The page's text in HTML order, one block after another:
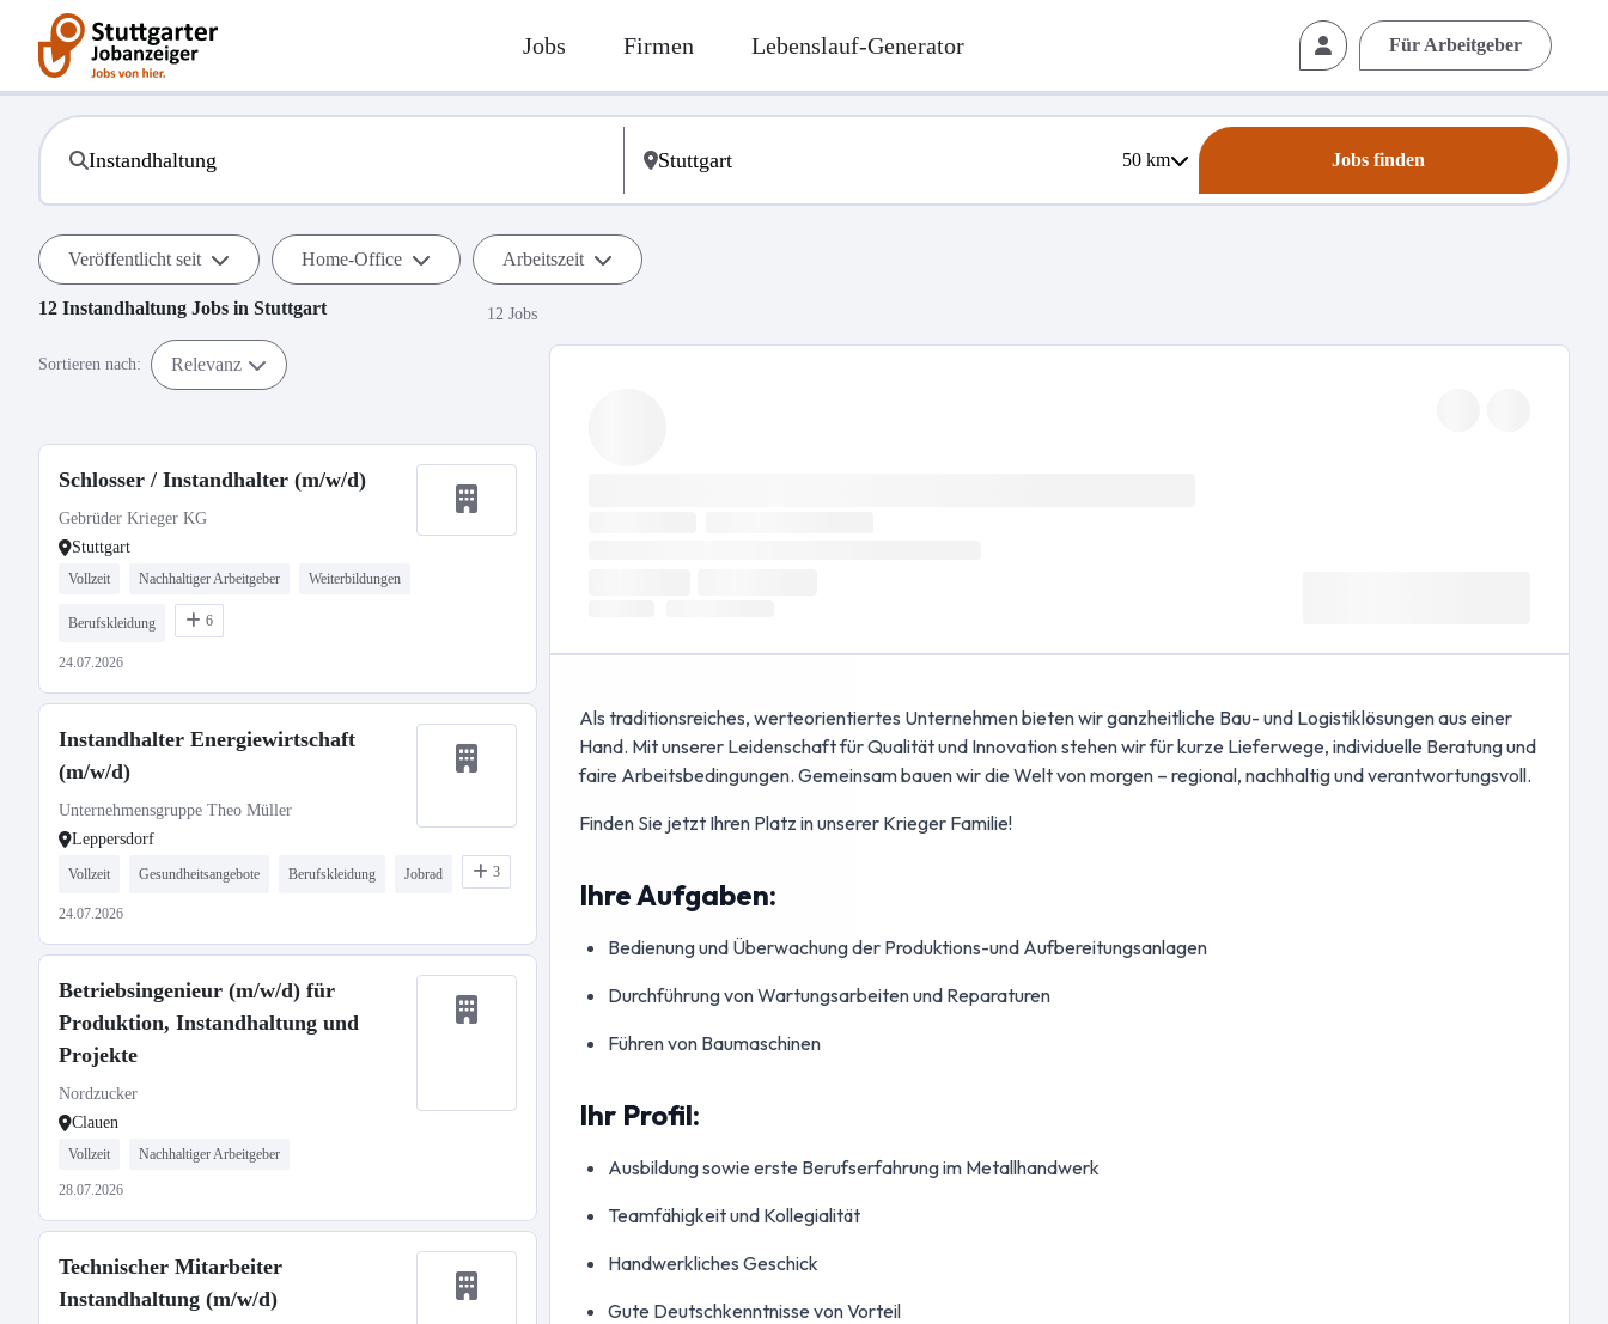
Jobs Firmen Lebenslauf-Generator Für Arbeitgeber
50km Jobs finden
Veröffentlicht seit Home-Office Arbeitszeit
12 Instandhaltung Jobs in Stuttgart 12 Jobs
Sortieren nach: Relevanz
Schlosser / Instandhalter (m/w/d)
Gebrüder Krieger KG
Stuttgart
Vollzeit Nachhaltiger Arbeitgeber Weiterbildungen
Berufskleidung 6
24.07.2026
Instandhalter Energiewirtschaft
(m/w/d)
Unternehmensgruppe Theo Müller
Leppersdorf
Vollzeit Gesundheitsangebote Berufskleidung Jobrad 3
24.07.2026
Betriebsingenieur (m/w/d) für
Produktion, Instandhaltung und
Projekte
Nordzucker
Clauen
Vollzeit Nachhaltiger Arbeitgeber
28.07.2026
Technischer Mitarbeiter
Instandhaltung (m/w/d)